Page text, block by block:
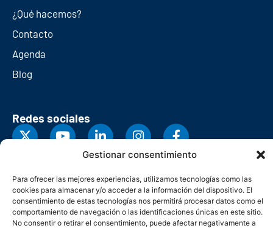
Gestionar consentimiento
Para ofrecer las mejores experiencias, utilizamos tecnologías como las
cookies para almacenar y/o acceder a la información del dispositivo. El
consentimiento de estas tecnologías nos permitirá procesar datos como el
comportamiento de navegación o las identificaciones únicas en este sitio.
No consentir o retirar el consentimiento, puede afectar negativamente a
¿Qué hacemos?
Contacto
Agenda
Blog
Redes sociales